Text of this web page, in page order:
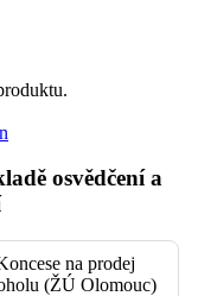
osvědčení a
na prodej
(ŽÚ Olomouc)